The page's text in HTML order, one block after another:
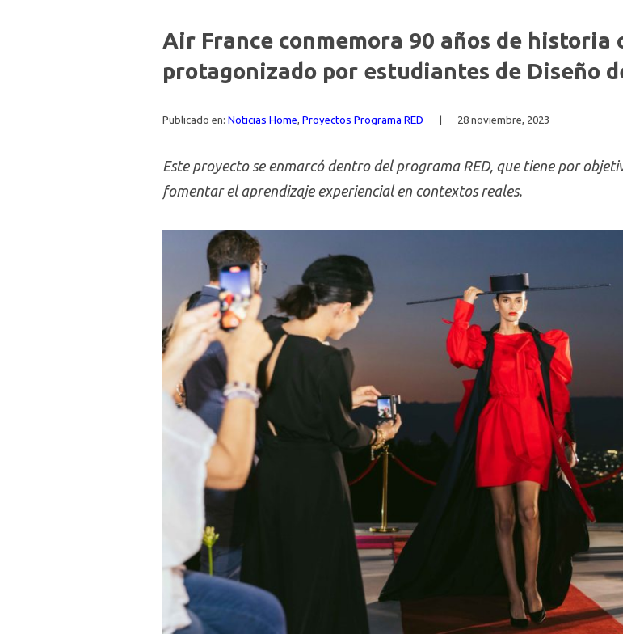
Air France conmemora 90 años de
protagonizado por estudiantes de Diseño
Publicado en: Noticias Home, Proyectos Programa RED 28 noviembre, 2023
Este proyecto se enmarcó dentro del programa RED, que tiene por
fomentar el aprendizaje experiencial en contextos reales.